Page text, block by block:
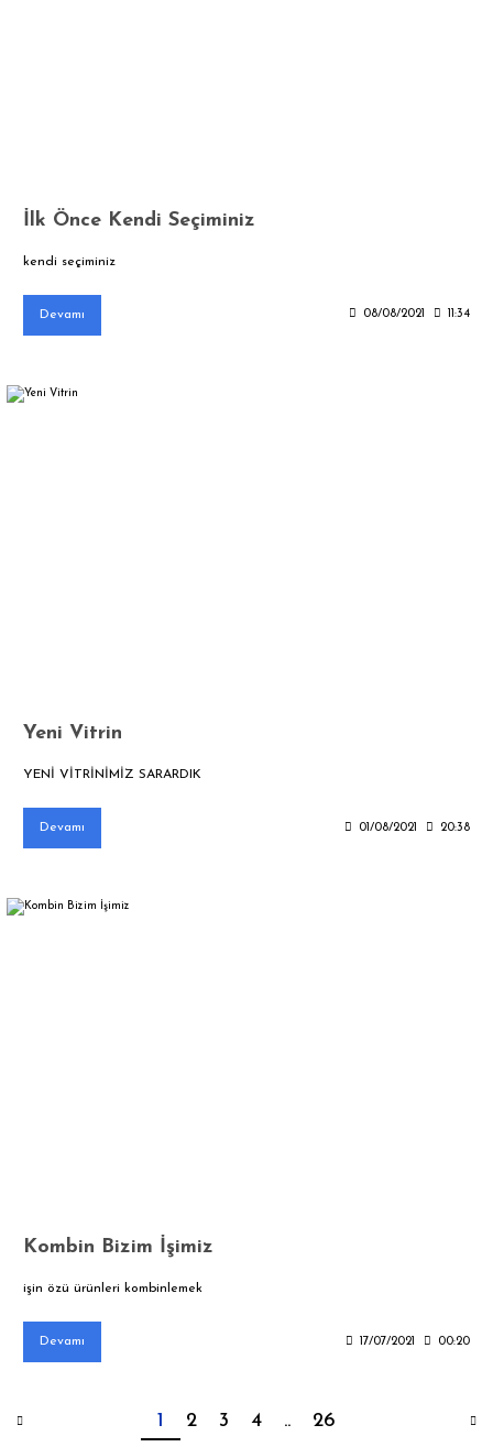
İlk Önce Kendi Seçiminiz
kendi seçiminiz
Devamı 08/08/2021 11:34
Yeni Vitrin
YENİ VİTRİNİMİZ SARARDIK
Devamı 01/08/2021 20:38
Kombin Bizim İşimiz
işin özü ürünleri kombinlemek
Devamı 17/07/2021 00:20
1 2 3 4 .. 26